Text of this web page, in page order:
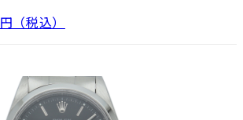
円（税込）